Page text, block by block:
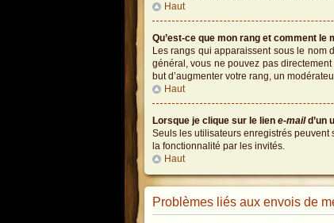
Haut
Qu’est-ce que mon rang et comment le
Les rangs qui apparaissent sous le nom
général, vous ne pouvez pas
but d’augmenter votre rang, un
Haut
Lorsque je clique sur le lien e-maild’un
Seuls les utilisateurs enregistrés peuvent
la fonctionnalité par les invités.
Haut
Problèmes liés aux envois de